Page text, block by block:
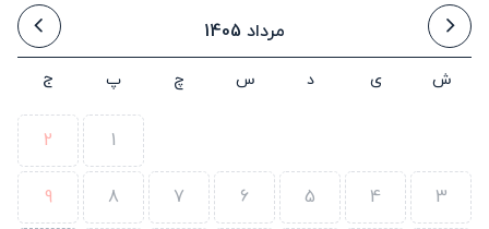
مرداد 1405
ش ی د س چ پ ج
1
2
3
4
5
6
7
8
9